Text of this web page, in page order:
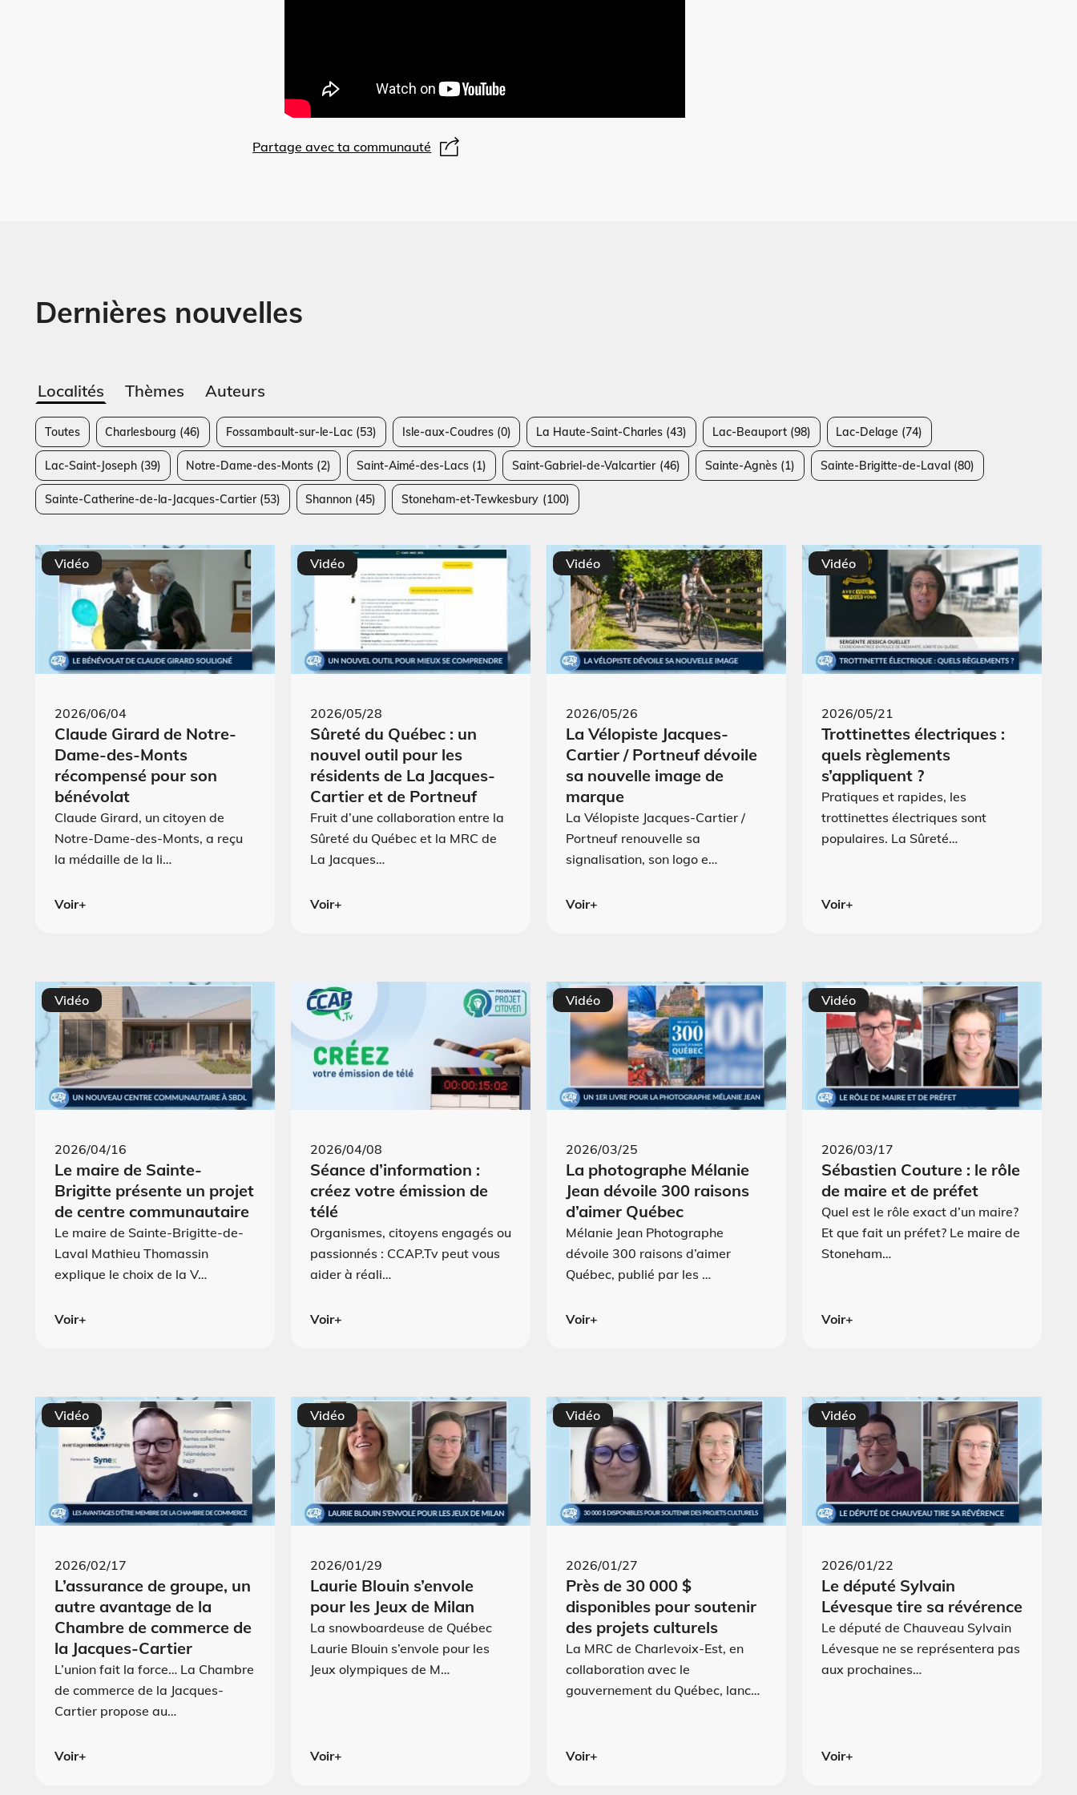
Partage avec ta communauté
Dernières nouvelles
Localités Thèmes Auteurs
Toutes Charlesbourg (46) Fossambault-sur-le-Lac(53) Isle-aux-Coudres(0) La Haute-Saint-Charles (43) Lac-Beauport(98) Lac-Delage (74)
Lac-Saint-Joseph(39) Notre-Dame-des-Monts (2) Saint-Aimé-des-Lacs(1) Saint-Gabriel-de-Valcartier(46) Sainte-Agnès (1) Sainte-Brigitte-de-Laval(80)
Sainte-Catherine-de-la-Jacques-Cartier(53) Shannon (45) Stoneham-et-Tewkesbury (100)
Vidéo
2026/06/04
Claude Girard de Notre-
Dame-des-Monts
récompensé pour son
bénévolat
Claude Girard, un citoyen de
Notre-Dame-des-Monts, a reçu
la médaille de la li…
Voir+
Vidéo
2026/05/28
Sûreté du Québec : un
nouvel outil pour les
résidents de La Jacques-
Cartier et de Portneuf
Fruit d’une collaboration entre la
Sûreté du Québec et la MRC de
La Jacques…
Voir+
Vidéo
2026/05/26
La Vélopiste Jacques-
Cartier / Portneuf dévoile
sa nouvelle image de
marque
La Vélopiste Jacques-Cartier /
Portneuf renouvelle sa
signalisation, son logo e…
Voir+
Vidéo
2026/05/21
Trottinettes électriques :
quels règlements
s’appliquent ?
Pratiques et rapides, les
trottinettes électriques sont
populaires. La Sûreté…
Voir+
Vidéo
2026/04/16
Le maire de Sainte-
Brigitte présente un projet
de centre communautaire
Le maire de Sainte-Brigitte-de-
Laval Mathieu Thomassin
explique le choix de la V…
Voir+
2026/04/08
Séance d’information :
créez votre émission de
télé
Organismes, citoyens engagés ou
passionnés : CCAP.Tv peut vous
aider à réali…
Voir+
Vidéo
2026/03/25
La photographe Mélanie
Jean dévoile 300 raisons
d’aimer Québec
Mélanie Jean Photographe
dévoile 300 raisons d’aimer
Québec, publié par les …
Voir+
Vidéo
2026/03/17
Sébastien Couture : le rôle
de maire et de préfet
Quel est le rôle exact d’un maire?
Et que fait un préfet? Le maire de
Stoneham…
Voir+
Vidéo
2026/02/17
L’assurance de groupe, un
autre avantage de la
Chambre de commerce de
la Jacques-Cartier
L’union fait la force… La Chambre
de commerce de la Jacques-
Cartier propose au…
Voir+
Vidéo
2026/01/29
Laurie Blouin s’envole
pour les Jeux de Milan
La snowboardeuse de Québec
Laurie Blouin s’envole pour les
Jeux olympiques de M…
Voir+
Vidéo
2026/01/27
Près de 30 000 $
disponibles pour soutenir
des projets culturels
La MRC de Charlevoix-Est, en
collaboration avec le
gouvernement du Québec, lanc…
Voir+
Vidéo
2026/01/22
Le député Sylvain
Lévesque tire sa révérence
Le député de Chauveau Sylvain
Lévesque ne se représentera pas
aux prochaines…
Voir+